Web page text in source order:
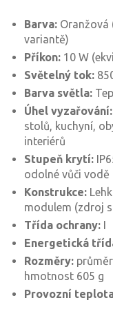
Barva: Oranžová
variantě)
Příkon: 10 W
Světelný tok:
Barva světla:
Úhel vyzařování:
stolů, kuchyní,
interiérů
Stupeň krytí:
odolné vůči vodě
Konstrukce:
modulem (zdroj
Třída ochrany: I
Energetická
Rozměry:
hmotnost 605 g
Provozní